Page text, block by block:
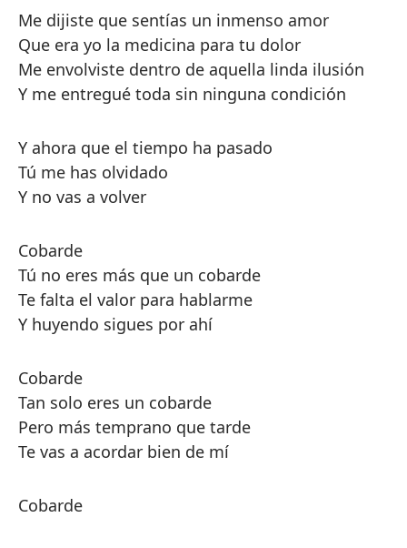
Me dijiste que sentías un inmenso amor
Que era yo la medicina para tu dolor
Me envolviste dentro de aquella linda ilusión
Y me entregué toda sin ninguna condición
Y ahora que el tiempo ha pasado
Tú me has olvidado
Y no vas a volver
Cobarde
Tú no eres más que un cobarde
Te falta el valor para hablarme
Y huyendo sigues por ahí
Cobarde
Tan solo eres un cobarde
Pero más temprano que tarde
Te vas a acordar bien de mí
Cobarde